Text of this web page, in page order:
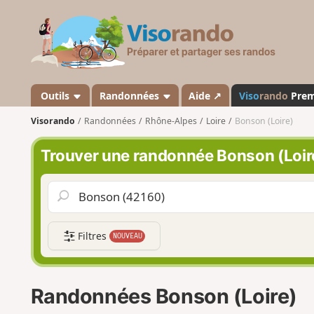
s
a
n
d
o
Outils Randonnées Aide ↗ Visorando
Visorando Randonnées Rhône-Alpes Loire Bonson (Loire)
Trouver une randonnée Bonson
Filtres NOUVEAU
Randonnées Bonson (Loire)